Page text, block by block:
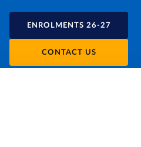
ENROLMENTS 26-27
CONTACT US